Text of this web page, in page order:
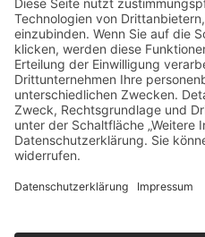
KIEL
Carsten Frahm Verlag,
24113